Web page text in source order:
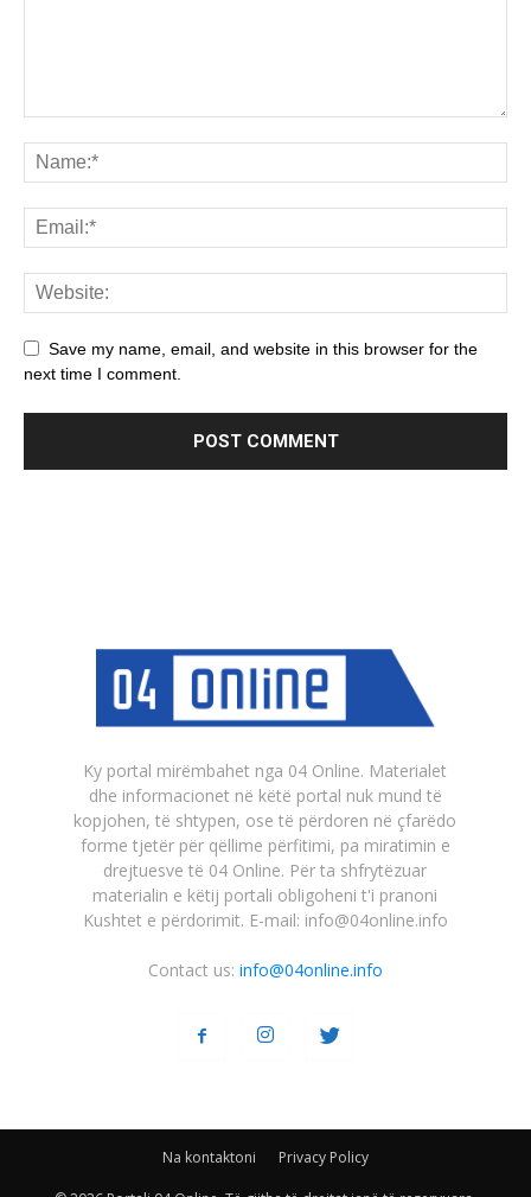
Save my name, email, and website in this browser for the
next time I comment.
Ky portal mirëmbahet nga 04 Online. Materialet
dhe informacionet në këtë portal nuk mund të
kopjohen, të shtypen, ose të përdoren në çfarëdo
forme tjetër për qëllime përfitimi, pa miratimin e
drejtuesve të 04 Online. Për ta shfrytëzuar
materialin e këtij portali obligoheni t'i pranoni
Kushtet e përdorimit. E-mail: info@04online.info
Contact us: info@04online.info
Na kontaktoni Privacy Policy